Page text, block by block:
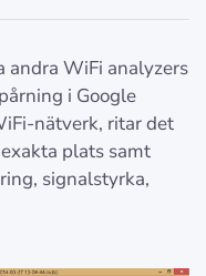
WiFi analyzers
i Google
nätverk, ritar det
plats samt
signalstyrka,